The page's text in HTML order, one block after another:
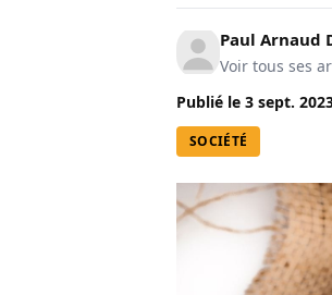
Paul Arnaud
Voir tous ses
Publié le 3 sept.
SOCIÉTÉ